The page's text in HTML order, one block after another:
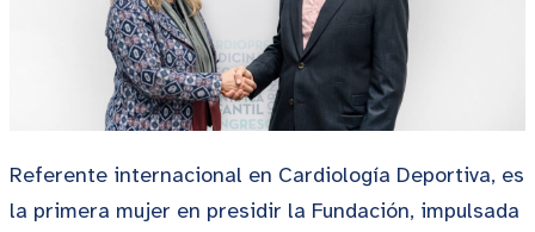
Referente internacional en Cardiología Deportiva, es
la primera mujer en presidir la Fundación, impulsada